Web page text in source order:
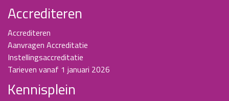
Accrediteren
Accrediteren
Aanvragen Accreditatie
Instellingsaccreditatie
Tarieven vanaf 1 januari 2026
Kennisplein